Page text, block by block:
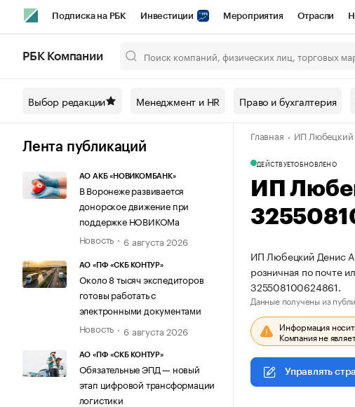
Подписка на РБК Инвестиции Мероприятия Отрасли
Спецпроекты СПб Конференции СПб Спецпроекты
Технологии и медиа Рынок наличной валюты
РБК Компании
Выбор редакции Менеджмент и HR Право и бухгалтерия
Лента публикаций
АО АКБ «НОВИКОМБАНК»
В Воронеже развивается
донорское движение при
поддержке НОВИКОМа
Новость
6 августа 2026
АО «ПФ «СКБ КОНТУР»
Около 8 тысяч экспедиторов
готовы работать с
электронными документами
Новость
6 августа 2026
АО «ПФ «СКБ КОНТУР»
Обязательные ЭПД — новый
этап цифровой трансформации
логистики
Главная ИП Любецкий
ДЕЙСТВУЕТОБНОВЛЕНО
ИП
ИП Любецкий Денис
розничная по почте
325508100624861.
Данные получены из
Информация носит
Компания не
Управлять